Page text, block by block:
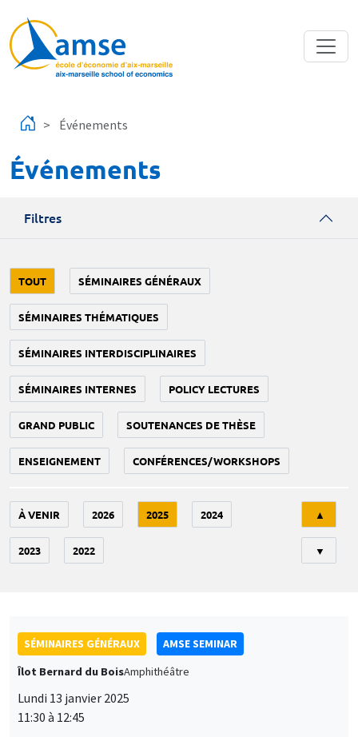
Événements
Événements
Filtres
TOUT SÉMINAIRES GÉNÉRAUX
SÉMINAIRES THÉMATIQUES
SÉMINAIRES INTERDISCIPLINAIRES
SÉMINAIRES INTERNES POLICY LECTURES
GRAND PUBLIC SOUTENANCES DE THÈSE
ENSEIGNEMENT CONFÉRENCES/WORKSHOPS
À VENIR 2026 2025 2024
2023 2022
▲
▼
SÉMINAIRES GÉNÉRAUX
AMSE SEMINAR
Îlot Bernard du BoisAmphithéâtre
Lundi 13 janvier 2025
11:30 à 12:45